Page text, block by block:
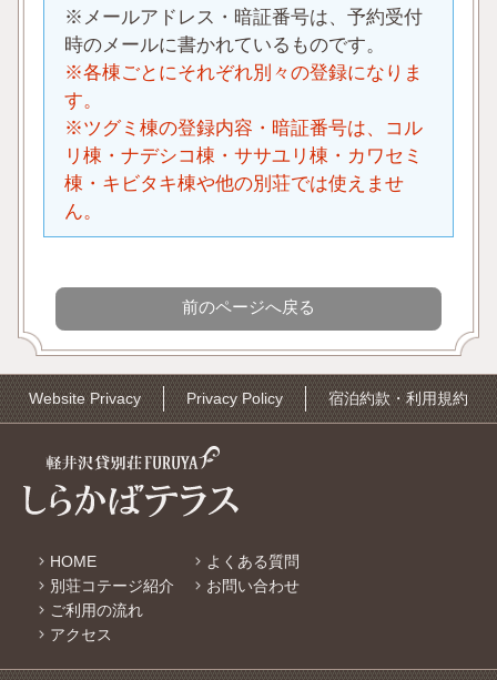
※メールアドレス・暗証番号は、予約受付
時のメールに書かれているものです。
※各棟ごとにそれぞれ別々の登録になりま
す。
※ツグミ棟の登録内容・暗証番号は、コル
リ棟・ナデシコ棟・ササユリ棟・カワセミ
棟・キビタキ棟や他の別荘では使えませ
ん。
Website Privacy Privacy Policy 宿泊約款・利用規約
HOME
別荘コテージ紹介
ご利用の流れ
アクセス
よくある質問
お問い合わせ